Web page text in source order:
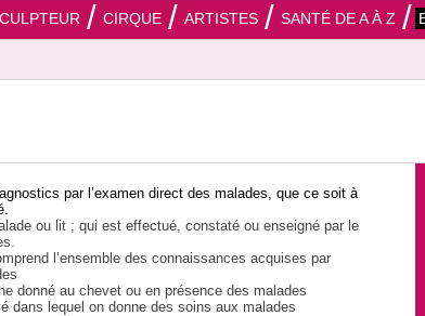
CIRQUE ARTISTES SANTÉ DE A À Z
par l’examen direct des malades, que ce soit à
ou lit ; qui est effectué, constaté ou enseigné par le
l’ensemble des connaissances acquises par
donné au chevet ou en présence des malades
dans lequel on donne des soins aux malades